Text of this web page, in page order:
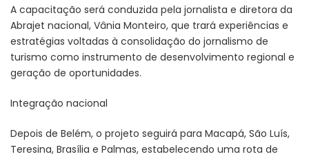
A capacitação será conduzida pela jornalista e diretora da
Abrajet nacional, Vânia Monteiro, que trará experiências e
estratégias voltadas à consolidação do jornalismo de
turismo como instrumento de desenvolvimento regional e
geração de oportunidades.
Integração nacional
Depois de Belém, o projeto seguirá para Macapá, São Luís,
Teresina, Brasília e Palmas, estabelecendo uma rota de